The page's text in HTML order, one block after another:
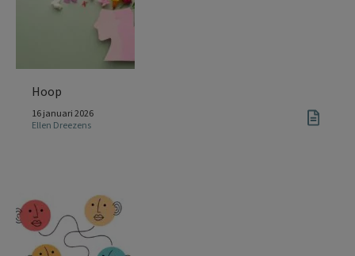
Hoop
16 januari 2026
Ellen Dreezens